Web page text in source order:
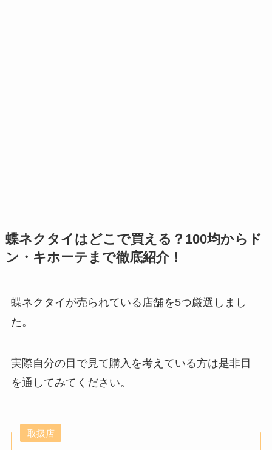
蝶ネクタイはどこで買える？100均からド
ン・キホーテまで徹底紹介！
蝶ネクタイが売られている店舗を5つ厳選しまし
た。
実際自分の目で見て購入を考えている方は是非目
を通してみてください。
取扱店